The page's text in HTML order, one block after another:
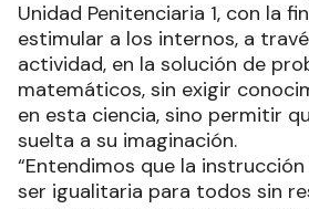
Unidad Penitenciaria 1, con la
estimular a los internos, a
actividad, en la solución de
matemáticos, sin exigir
en esta ciencia, sino permitir
suelta a su imaginación.
“Entendimos que la
ser igualitaria para todos sin